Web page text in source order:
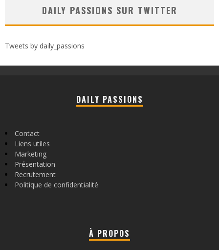
DAILY PASSIONS SUR TWITTER
Tweets by daily_passions
DAILY PASSIONS
Contact
Liens utiles
Marketing
Présentation
Recrutement
Politique de confidentialité
À PROPOS